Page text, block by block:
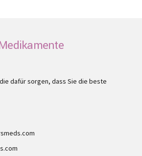
dafür sorgen, dass Sie die beste